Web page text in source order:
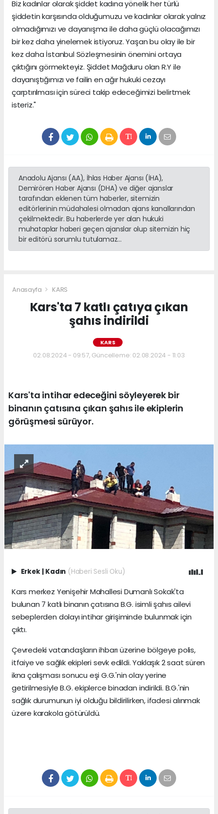
Biz kadınlar olarak şiddet kadına yönelik her türlü
şiddetin karşısında olduğumuzu ve kadınlar olarak yalnız
olmadığımızı ve dayanışma ile daha güçlü olacağımızı
bir kez daha yinelemek istiyoruz. Yaşan bu olay ile bir
kez daha İstanbul Sözleşmesinin önemini ortaya
çıktığını görmekteyiz. Şiddet Mağduru olan R.Y ile
dayanıştığımızı ve failin en ağır hukuki cezayı
çarptırılması için süreci takip edeceğimizi belirtmek
isteriz."
Anadolu Ajansı (AA), İhlas Haber Ajansı (İHA),
Demirören Haber Ajansı (DHA) ve diğer ajanslar
tarafından eklenen tüm haberler, sitemizin
editörlerinin müdahalesi olmadan ajans kanallarından
çekilmektedir. Bu haberlerde yer alan hukuki
muhataplar haberi geçen ajanslar olup sitemizin hiç
bir editörü sorumlu tutulamaz...
Anasayfa KARS
Kars'ta 7 katlı çatıya çıkan
şahıs indirildi
KARS
02.08.2024 - 09:57, Güncelleme: 02.08.2024 - 11:03
Kars'ta intihar edeceğini söyleyerek bir
binanın çatısına çıkan şahıs ile ekiplerin
görüşmesi sürüyor.
Erkek Kadın (Haberi Sesli Oku)
Kars merkez Yenişehir Mahallesi Dumanlı Sokak'ta
bulunan 7 katlı binanın çatısına B.G. isimli şahıs ailevi
sebeplerden dolayı intihar girişiminde bulunmak için
çıktı.
Çevredeki vatandaşların ihbarı üzerine bölgeye polis,
itfaiye ve sağlık ekipleri sevk edildi. Yaklaşık 2 saat süren
ikna çalışması sonucu eşi G.G.'nin olay yerine
getirilmesiyle B.G. ekiplerce binadan indirildi. B.G.'nin
sağlık durumunun iyi olduğu bildirilirken, ifadesi alınmak
üzere karakola götürüldü.